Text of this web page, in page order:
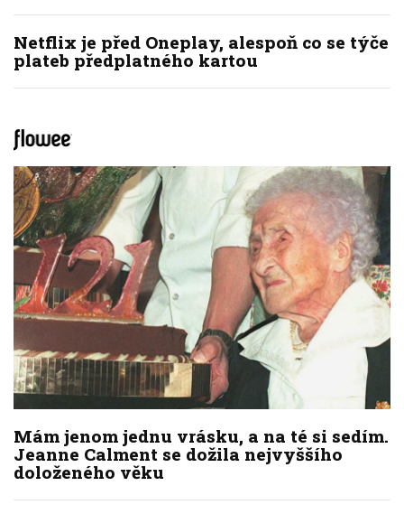
Netflix je před Oneplay, alespoň co se týče
plateb předplatného kartou
Mám jenom jednu vrásku, a na té si sedím.
Jeanne Calment se dožila nejvyššího
doloženého věku